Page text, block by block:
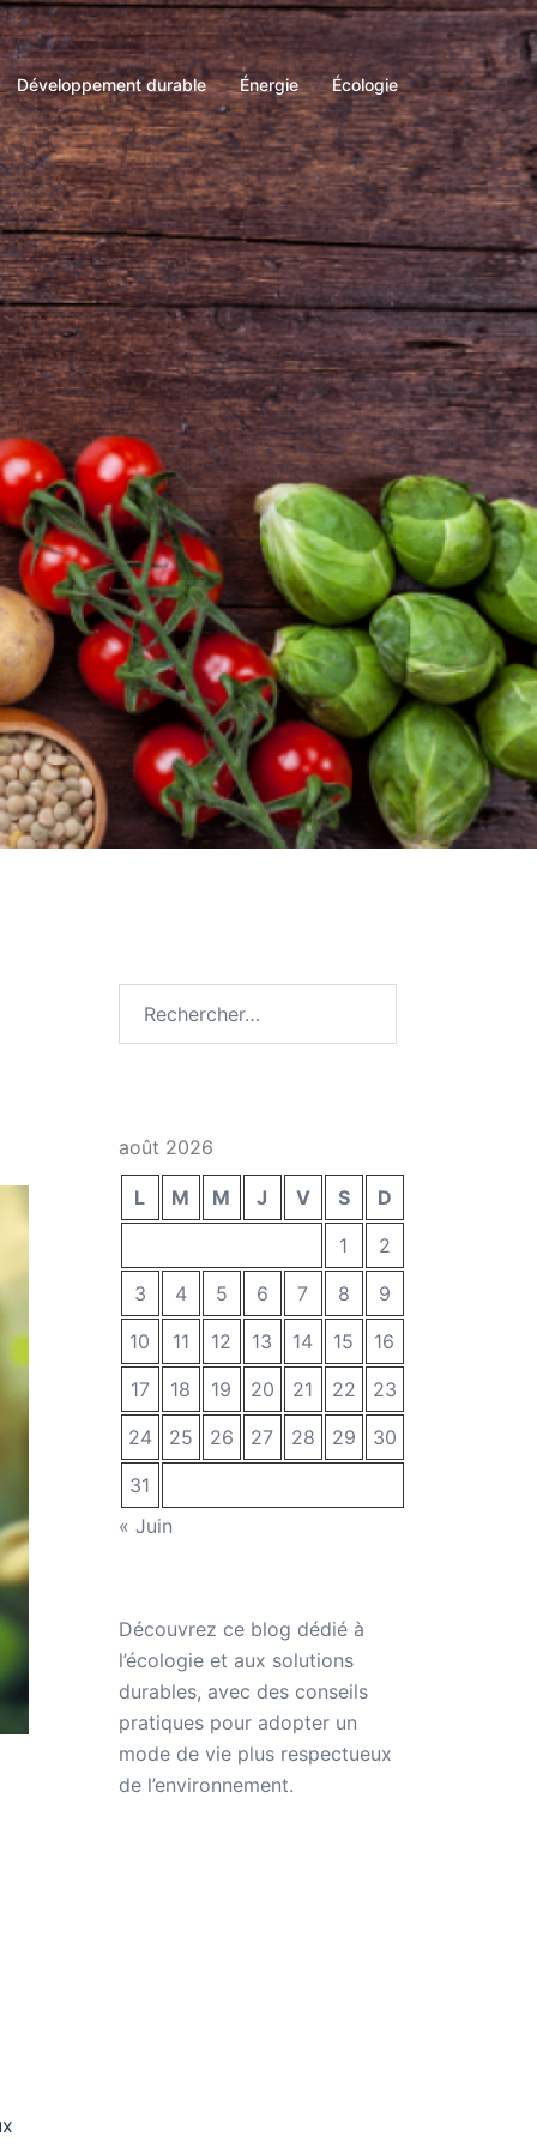
Développement durable Énergie Écologie
août 2026
L M M J V S
D
1
2
3
4 5 6 7 8
9
10
11 12 13 14 15
16
17
18 19 20 21 22
23
24
25 26 27 28 29
30
31
« Juin
Découvrez ce blog dédié à
l’écologieet aux solutions
durables, avec des conseils
pratiques pour adopter un
mode de vie plus respectueux
de l’environnement.